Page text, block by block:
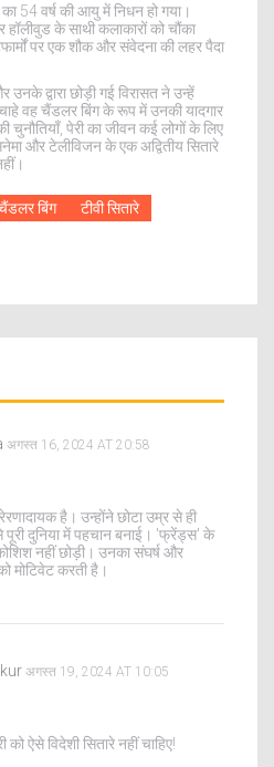
54 वर्ष की आयु में निधन हो गया।
के साथी कलाकारों को चौंका
पर एक शौक और संवेदना की लहर पैदा
द्वारा छोड़ी गई विरासत ने उन्हें
वह चैंडलर बिंग के रूप में उनकी यादगार
चुनौतियाँ, पेरी का जीवन कई लोगों के लिए
और टेलीविजन के एक अद्वितीय सितारे
बिंग टीवी सितारे
अगस्त 16, 2024 AT 20:58
है। उन्होंने छोटा उम्र से ही
दुनिया में पहचान बनाई। 'फ्रेंड्स' के
नहीं छोड़ी। उनका संघर्ष और
मोटिवेट करती है।
अगस्त 19, 2024 AT 10:05
ऐसे विदेशी सितारे नहीं चाहिए!